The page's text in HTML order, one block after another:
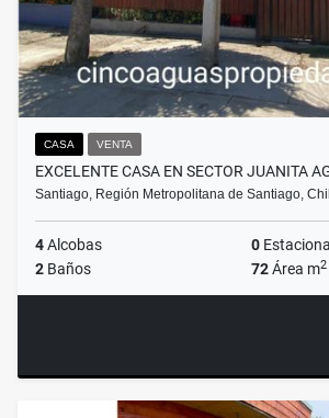
CASA VENTA
EXCELENTE CASA EN SECTOR JUANITA
Santiago, Región Metropolitana de Santiago,
4Alcobas 0
2 Baños 72Área m2